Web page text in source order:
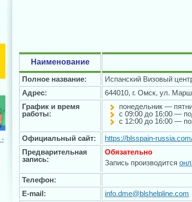
-
Наименование
Полное название:
Испанский Визовый
Адрес:
644010, г. Омск, ул.
График и время
работы:
понедельник —
с 09:00 до 16:00 —
с 12:00 до 16:00 —
Официальный сайт:
https://blsspain-
Предварительная
запись:
Обязательно
Запись производится
Телефон:
E-mail:
info.dme@blshelpline.com